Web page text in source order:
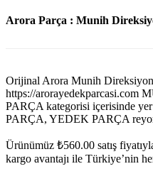
Arora Parça : Munih
Orijinal Arora Munih
https://
PARÇA kategorisi içerisinde
PARÇA, YEDEK PARÇA
Ürünümüz ₺560.00 satış
kargo avantajı ile Türkiye’nin